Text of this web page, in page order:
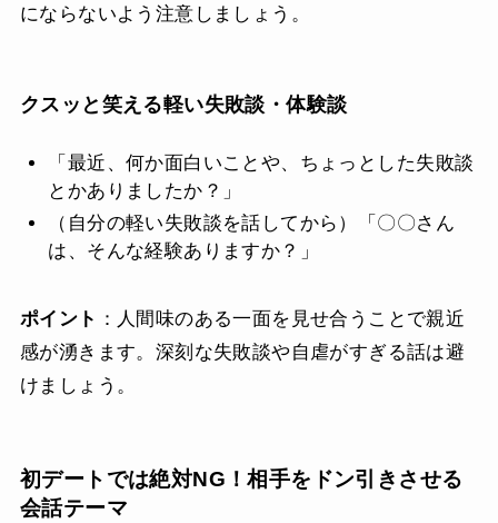
にならないよう注意しましょう。
クスッと笑える軽い失敗談・体験談
「最近、何か面白いことや、ちょっとした失敗談
とかありましたか？」
（自分の軽い失敗談を話してから）「〇〇さん
は、そんな経験ありますか？」
ポイント ：人間味のある一面を見せ合うことで親近
感が湧きます。深刻な失敗談や自虐がすぎる話は避
けましょう。
初デートでは絶対NG！相手をドン引きさせる
会話テーマ